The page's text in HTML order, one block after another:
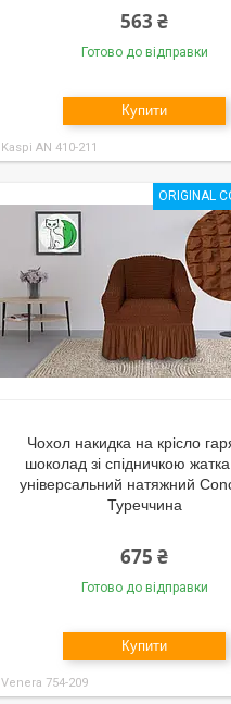
563 ₴
Готово до відправки
Купити
Kaspi AN 410-211
ORIGINAL
Чохол накидка на крісло
шоколад зі спідничкою
універсальний натяжний
Туреччина
675 ₴
Готово до відправки
Купити
Venera 754-209